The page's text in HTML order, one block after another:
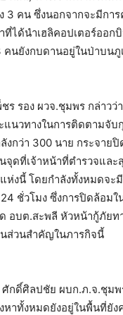
3 คน ซึ่งนอกจากจะมีกา
ที่ได้นำเฮลิคอปเตอร์ออ
คนยังกบดานอยู่ในป่าบนภู
ร รอง ผวจ.ชุมพร กล่าวว่
แนวทางในการติดตามจั
งกว่า 300 นาย กระจาย
จุดที่เจ้าหน้าที่ตำรวจแล
ห่งนี้ โดยกำลังทั้งหมดจะ
ชั่วโมง ซึ่งการปิดล้อมใ
อบต.สะพลี หัวหน้ากู้ภัย
นส่วนสำคัญในภารกิจนี้
กดิ์ศิลปชัย ผบก.ภ.จ.ชุมพ
หาทั้งหมดยังอยู่ในพื้นที่ยั